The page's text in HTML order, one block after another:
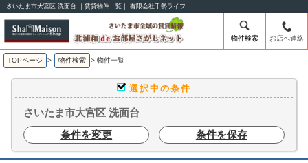
さいたま市大宮区 洗面台 ｜賃貸物件一覧｜ 有限会社千勢ライフ
物件検索 お店へ連絡
TOPページ > 物件検索 > 物件一覧
選択中の条件
さいたま市大宮区 洗面台
条件を変更
条件を保存